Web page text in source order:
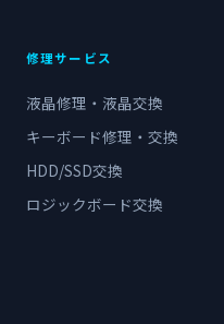
修理サービス
液晶修理・液晶交換
キーボード修理・交換
HDD/SSD交換
ロジックボード交換